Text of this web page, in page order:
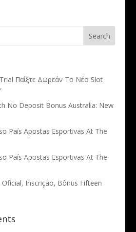
Παίξτε Δωρεάν Το Νέο Slot
No Deposit Bonus Australia: New
País Apostas Esportivas At The
País Apostas Esportivas At The
Inscrição, Bônus Fifteen